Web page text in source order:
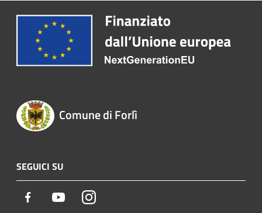
Comune di Forlì
SEGUICI SU
Facebook YoutubeInstagram